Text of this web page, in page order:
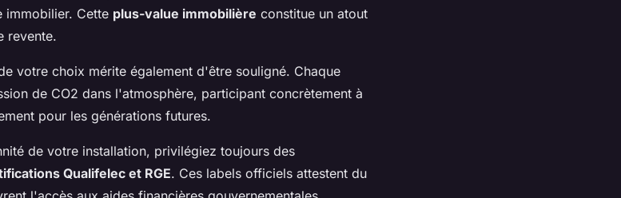
immobilier. Cette plus-value immobilière constitue un atout
revente.
votre choix mérite également d'être souligné. Chaque
de CO2 dans l'atmosphère, participant concrètement à
pour les générations futures.
de votre installation, privilégiez toujours des
Qualifelec et RGE. Ces labels officiels attestent du